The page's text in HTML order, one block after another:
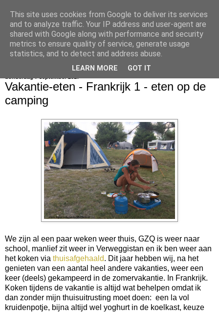
bijna net zo lekker als thuis
Vakantie-eten - Frankrijk 1 - eten op de
camping
We zijn al een paar weken weer thuis, GZQ is weer naar
school, manlief zit weer in Verweggistan en ik ben weer aan
het koken via thuisafgehaald. Dit jaar hebben wij, na het
genieten van een aantal heel andere vakanties, weer een
keer (deels) gekampeerd in de zomervakantie. In Frankrijk.
Koken tijdens de vakantie is altijd wat behelpen omdat ik
dan zonder mijn thuisuitrusting moet doen: een la vol
kruidenpotje, bijna altijd wel yoghurt in de koelkast, keuze
This site uses cookies from Google to deliver its services
and to analyze traffic. Your IP address and user-agent are
shared with Google along with performance and security
metrics to ensure quality of service, generate usage
statistics, and to detect and address abuse.
LEARN MORE GOT IT